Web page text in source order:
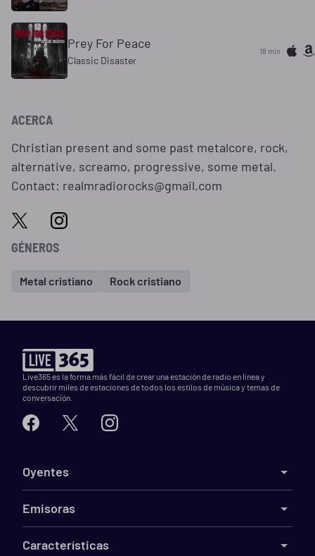
Prey For Peace
Classic Disaster
18 min
ACERCA
Christian present and some past metalcore, rock,
alternative, screamo, progressive, some metal.
Contact: realmradiorocks@gmail.com
GÉNEROS
Metal cristiano Rock cristiano
Live365 es la forma más fácil de crear una estación de radio en línea y
descubrir miles de estaciones de todos los estilos de música y temas de
conversación.
Oyentes
Emisoras
Características